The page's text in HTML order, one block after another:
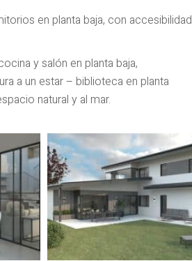
en planta baja, con accesibilidad
y salón en planta baja,
a un estar – biblioteca en planta
natural y al mar.